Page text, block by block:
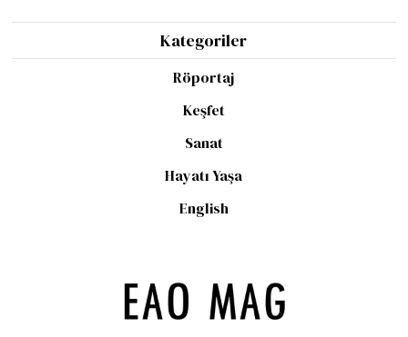
Kategoriler
Röportaj
Keşfet
Sanat
Hayatı Yaşa
English